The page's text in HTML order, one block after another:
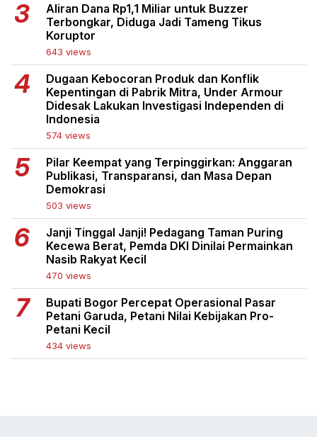
Aliran Dana Rp1,1 Miliar untuk Buzzer
Terbongkar, Diduga Jadi Tameng Tikus
Koruptor
643 views
Dugaan Kebocoran Produk dan Konflik
Kepentingan di Pabrik Mitra, Under Armour
Didesak Lakukan Investigasi Independen di
Indonesia
574 views
Pilar Keempat yang Terpinggirkan: Anggaran
Publikasi, Transparansi, dan Masa Depan
Demokrasi
503 views
Janji Tinggal Janji! Pedagang Taman Puring
Kecewa Berat, Pemda DKI Dinilai Permainkan
Nasib Rakyat Kecil
470 views
Bupati Bogor Percepat Operasional Pasar
Petani Garuda, Petani Nilai Kebijakan Pro-
Petani Kecil
434 views